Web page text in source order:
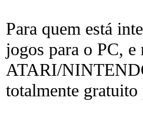
Para quem está
jogos para o PC,
ATARI/
totalmente